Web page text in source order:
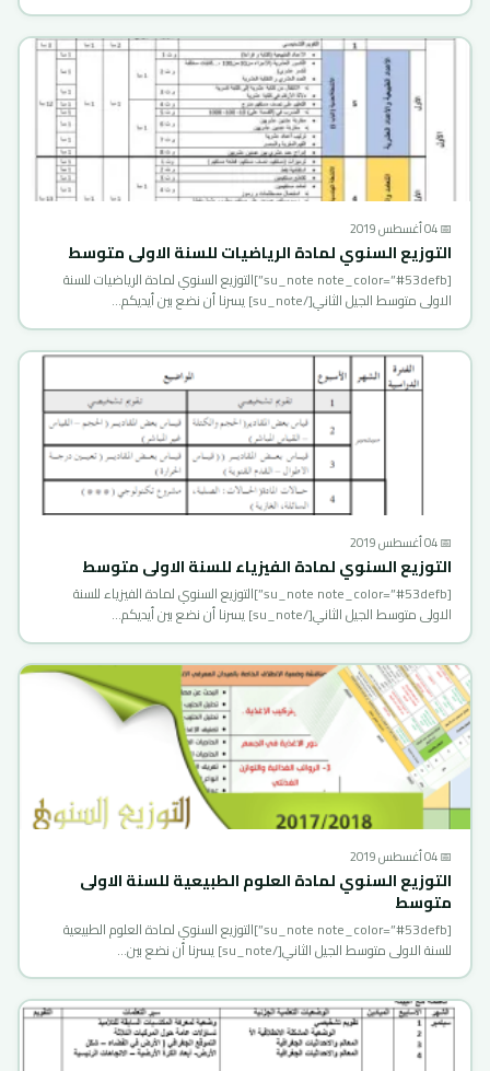
📅 04 أغسطس 2019
التوزيع السنوي لمادة الرياضيات للسنة الاولى متوسط
[su_note note_color=”#53defb”]التوزيع السنوي لمادة الرياضيات للسنة
الاولى متوسط الجيل الثاني[/su_note] يسرنا أن نضع بين أيديكم…
📅 04 أغسطس 2019
التوزيع السنوي لمادة الفيزياء للسنة الاولى متوسط
[su_note note_color=”#53defb”]التوزيع السنوي لمادة الفيزياء للسنة
الاولى متوسط الجيل الثاني[/su_note] يسرنا أن نضع بين أيديكم…
📅 04 أغسطس 2019
التوزيع السنوي لمادة العلوم الطبيعية للسنة الاولى
متوسط
[su_note note_color=”#53defb”]التوزيع السنوي لمادة العلوم الطبيعية
للسنة الاولى متوسط الجيل الثاني[/su_note] يسرنا أن نضع بين…